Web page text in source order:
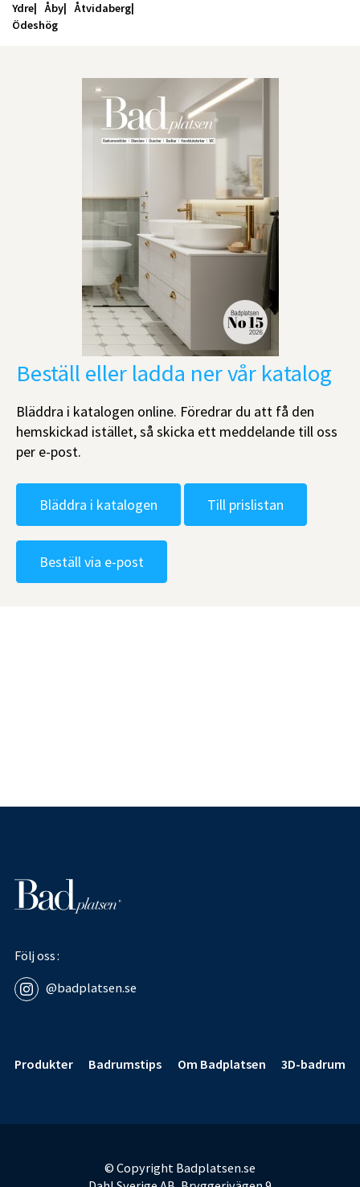
Ydre
Åby
Åtvidaberg
Ödeshög
Beställ eller ladda ner vår katalog
Bläddra i katalogen online. Föredrar du att få den
hemskickad istället, så skicka ett meddelande till oss
per e-post.
Bläddra i katalogen Till prislistan
Beställ via e-post
Följ oss
@badplatsen.se
Produkter
Badrumstips Om Badplatsen 3D-badrum
© Copyright Badplatsen.se